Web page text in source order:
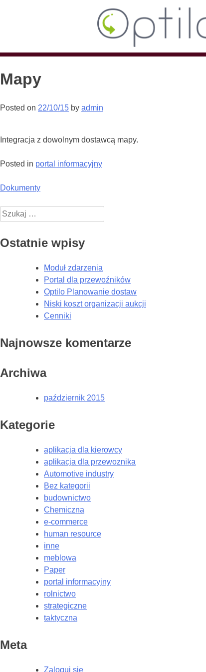
Mapy
Posted on 22/10/15 by admin
Integracja z dowolnym dostawcą mapy.
Posted in portal informacyjny
Nawigacja
wpisu
Dokumenty
Szukaj:
Ostatnie wpisy
Moduł zdarzenia
Portal dla przewoźników
Optilo Planowanie dostaw
Niski koszt organizacji aukcji
Cenniki
Najnowsze komentarze
Archiwa
październik 2015
Kategorie
aplikacja dla kierowcy
aplikacja dla przewoznika
Automotive industry
Bez kategorii
budownictwo
Chemiczna
e-commerce
human resource
inne
meblowa
Paper
portal informacyjny
rolnictwo
strategiczne
taktyczna
Meta
Zaloguj się